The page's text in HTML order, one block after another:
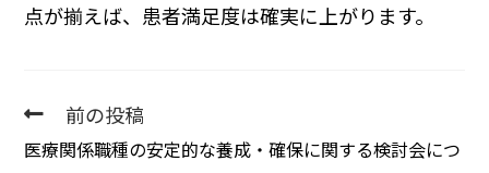
点が揃えば、患者満足度は確実に上がります。
前の投稿
医療関係職種の安定的な養成・確保に関する検討会につ